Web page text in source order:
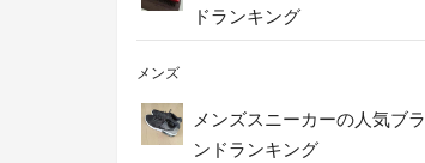
ドランキング
メンズ
メンズスニーカーの人気ブラ
ンドランキング